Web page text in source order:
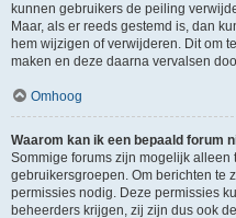
kunnen gebruikers de peiling
Maar, als er reeds gestemd is, dan
hem wijzigen of verwijderen. Dit om
maken en deze daarna vervalsen
Omhoog
Waarom kan ik een bepaald forum
Sommige forums zijn mogelijk
gebruikersgroepen. Om berichten te
permissies nodig. Deze permissies
beheerders krijgen, zij zijn dus ook